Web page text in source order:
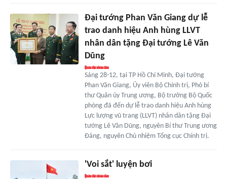
Đại tướng Phan Văn Giang dự lễ
trao danh hiệu Anh hùng LLVT
nhân dân tặng Đại tướng Lê Văn
Dũng
Sáng 28-12, tại TP Hồ Chí Minh, Đại tướng
Phan Văn Giang, Ủy viên Bộ Chính trị, Phó bí
thư Quân ủy Trung ương, Bộ trưởng Bộ Quốc
phòng đã đến dự lễ trao danh hiệu Anh hùng
Lực lượng vũ trang (LLVT) nhân dân tặng Đại
tướng Lê Văn Dũng, nguyên Bí thư Trung ương
Đảng, nguyên Chủ nhiệm Tổng cục Chính trị.
'Voi sắt' luyện bơi